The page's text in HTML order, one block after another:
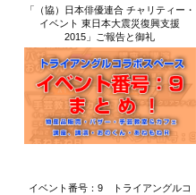
「（協）日本俳優連合 チャリティー・
イベント 東日本大震災復興支援
2015」ご報告と御礼
イベント番号：9 トライアングルコ